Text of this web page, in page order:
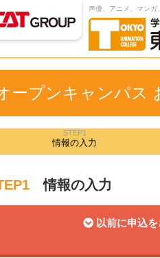
声優、アニメ、マンガ
ープンキャンパス
STEP1
情報の 入力
情報の入力
以前に申込